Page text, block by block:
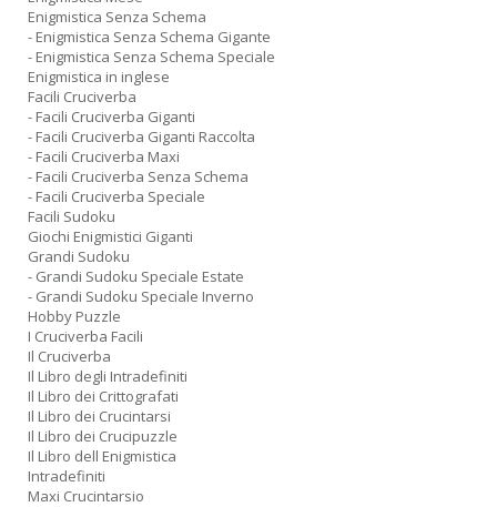
Enigmistica Senza Schema
- Enigmistica Senza Schema Gigante
- Enigmistica Senza Schema Speciale
Enigmistica in inglese
Facili Cruciverba
- Facili Cruciverba Giganti
- Facili Cruciverba Giganti Raccolta
- Facili Cruciverba Maxi
- Facili Cruciverba Senza Schema
- Facili Cruciverba Speciale
Facili Sudoku
Giochi Enigmistici Giganti
Grandi Sudoku
- Grandi Sudoku Speciale Estate
- Grandi Sudoku Speciale Inverno
Hobby Puzzle
I Cruciverba Facili
Il Cruciverba
Il Libro degli Intradefiniti
Il Libro dei Crittografati
Il Libro dei Crucintarsi
Il Libro dei Crucipuzzle
Il Libro dell Enigmistica
Intradefiniti
Maxi Crucintarsio